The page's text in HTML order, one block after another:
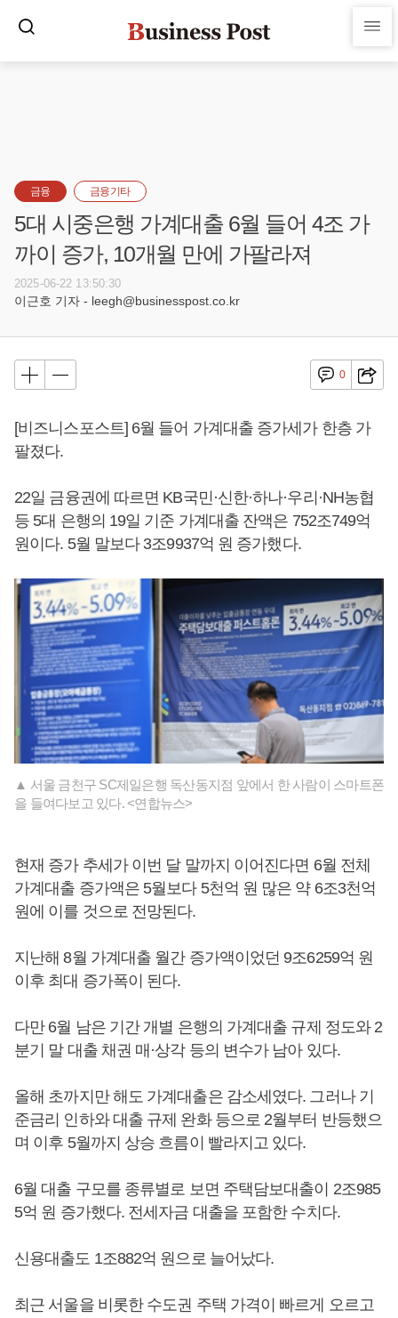
금융 금융기타
5대 시중은행 가계대출 6월 들어 4조 가
까이 증가, 10개월 만에 가팔라져
2025-06-22 13:50:30
이근호 기자 - leegh@businesspost.co.kr
0
[비즈니스포스트] 6월 들어 가계대출 증가세가 한층 가
팔졌다.
22일 금융권에 따르면 KB국민·신한·하나·우리·NH농협
등 5대 은행의 19일 기준 가계대출 잔액은 752조749억
원이다. 5월 말보다 3조9937억 원 증가했다.
▲ 서울 금천구 SC제일은행 독산동지점 앞에서 한 사람이 스마트폰
을 들여다보고 있다. <연합뉴스>
현재 증가 추세가 이번 달 말까지 이어진다면 6월 전체
가계대출 증가액은 5월보다 5천억 원 많은 약 6조3천억
원에 이를 것으로 전망된다.
지난해 8월 가계대출 월간 증가액이었던 9조6259억 원
이후 최대 증가폭이 된다.
다만 6월 남은 기간 개별 은행의 가계대출 규제 정도와 2
분기 말 대출 채권 매·상각 등의 변수가 남아 있다.
올해 초까지만 해도 가계대출은 감소세였다. 그러나 기
준금리 인하와 대출 규제 완화 등으로 2월부터 반등했으
며 이후 5월까지 상승 흐름이 빨라지고 있다.
6월 대출 구모를 종류별로 보면 주택담보대출이 2조985
5억 원 증가했다. 전세자금 대출을 포함한 수치다.
신용대출도 1조882억 원으로 늘어났다.
최근 서울을 비롯한 수도권 주택 가격이 빠르게 오르고